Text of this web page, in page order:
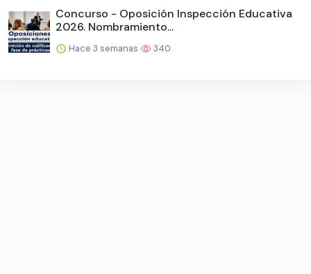
Concurso - Oposición Inspección Educativa
2026. Nombramiento...
Hace 3 semanas 340